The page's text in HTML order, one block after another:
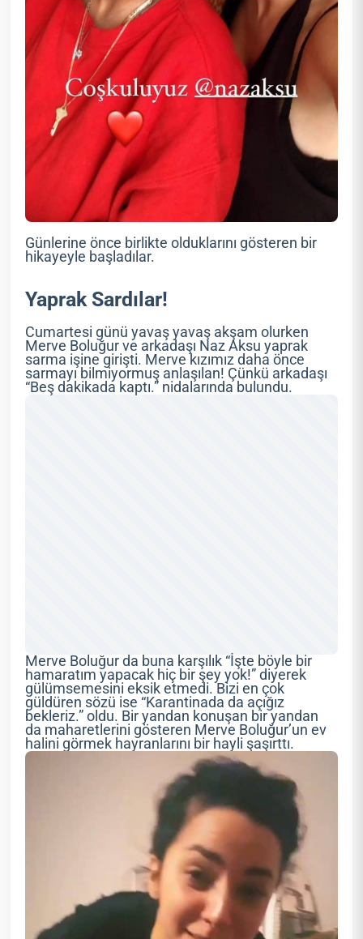
Günlerine önce birlikte olduklarını gösteren bir
hikayeyle başladılar.
Yaprak Sardılar!
Cumartesi günü yavaş yavaş akşam olurken
Merve Boluğur ve arkadaşı Naz Aksu yaprak
sarma işine girişti. Merve kızımız daha önce
sarmayı bilmiyormuş anlaşılan! Çünkü arkadaşı
“Beş dakikada kaptı.” nidalarında bulundu.
Merve Boluğur da buna karşılık “İşte böyle bir
hamaratım yapacak hiç bir şey yok!” diyerek
gülümsemesini eksik etmedi. Bizi en çok
güldüren sözü ise “Karantinada da açığız
bekleriz.” oldu. Bir yandan konuşan bir yandan
da maharetlerini gösteren Merve Boluğur’un ev
halini görmek hayranlarını bir hayli şaşırttı.